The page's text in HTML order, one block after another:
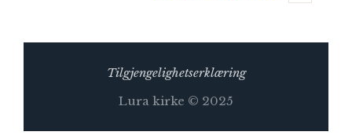
Tilgjengelighetserklæring
Lura kirke © 2025